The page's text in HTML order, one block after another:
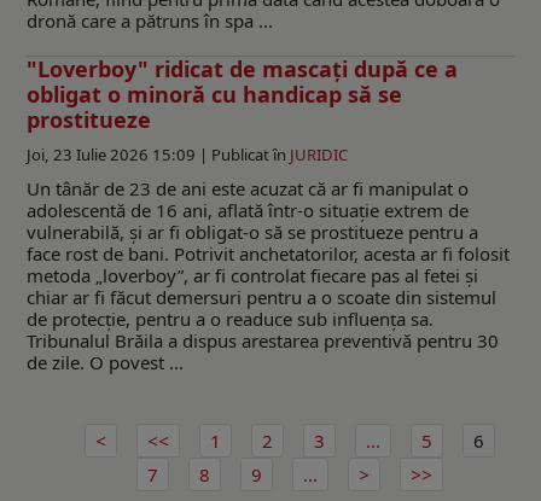
dronă care a pătruns în spa ...
"Loverboy" ridicat de mascați după ce a
obligat o minoră cu handicap să se
prostitueze
Joi, 23 Iulie 2026 15:09 | Publicat în JURIDIC
Un tânăr de 23 de ani este acuzat că ar fi manipulat o
adolescentă de 16 ani, aflată într-o situație extrem de
vulnerabilă, și ar fi obligat-o să se prostitueze pentru a
face rost de bani. Potrivit anchetatorilor, acesta ar fi folosit
metoda „loverboy”, ar fi controlat fiecare pas al fetei și
chiar ar fi făcut demersuri pentru a o scoate din sistemul
de protecție, pentru a o readuce sub influența sa.
Tribunalul Brăila a dispus arestarea preventivă pentru 30
de zile. O povest ...
1 2 3 ... 5
6
7
8 9
...